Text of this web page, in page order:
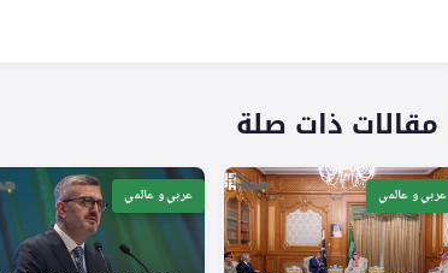
مقالات ذات صلة
عربي و عالمي عربي و عالمي